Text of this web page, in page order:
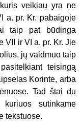
veikiau yra ne
a. pr. Kr. pabaigoje
taip pat būdinga
VII ir VI a. pr. Kr. Jie
jų vaidmuo taip
teisingą
Korinte, arba
Tad štai du
sutinkame
tekstuose.